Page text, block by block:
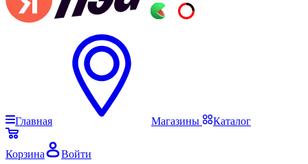
Главная Магазины Каталог
Корзина Войти